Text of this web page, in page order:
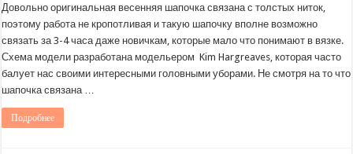
Довольно оригинальная весенняя шапочка связана с толстых ниток,
поэтому работа не кропотливая и такую шапочку вполне возможно
связать за 3-4 часа даже новичкам, которые мало что понимают в вязке.
Схема модели разработана модельером Kim Hargreaves, которая часто
балует нас своими интересными головными уборами. Не смотря на то что
шапочка связана …
Подробнее